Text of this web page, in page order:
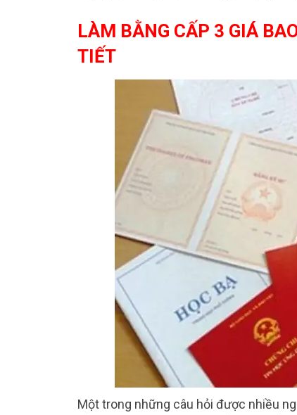
LÀM BẰNG CẤP 3 GIÁ
TIẾT
Một trong những câu hỏi được nhiều